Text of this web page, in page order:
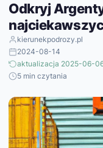
Odkryj
kierunekpodrozy.pl
2024-08-14
aktualizacja 2025-06-
5 min czytania